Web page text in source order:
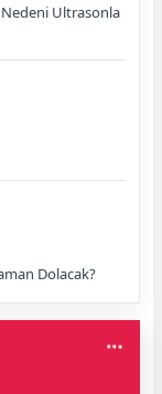
Nedeni Ultrasonla
Dolacak?